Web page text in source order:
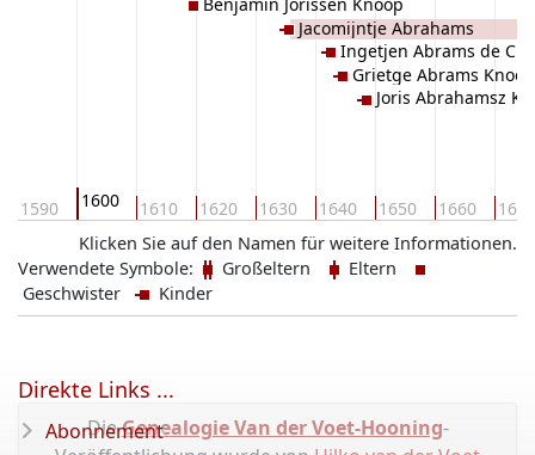
1590 1600 1610 1620 1630 1640 1650 1660 1670
Jacomijntje Abrahams
Ingetjen Abrams de
Grietge Abrams Knoop
Joris Abrahamsz
Klicken Sie auf den Namen für weitere Informationen.
Verwendete Symbole:
Großeltern
Eltern
Geschwister
Kinder
DieGenealogie Van der Voet-Hooning-
Direkte Links ...
Abonnement